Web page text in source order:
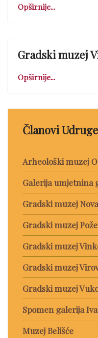
Opširnije...
Gradski muzej
Opširnije...
Članovi Udruge
Arheološki muzej
Galerija umjetnina
Gradski muzej
Gradski muzej
Gradski muzej
Gradski muzej
Gradski muzej
Spomen galerija
Muzej Belišće